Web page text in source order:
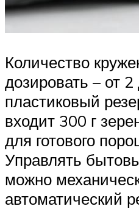
Количество
дозировать – от
пластиковый
входит 300 г
для готового
Управлять
можно
автоматический